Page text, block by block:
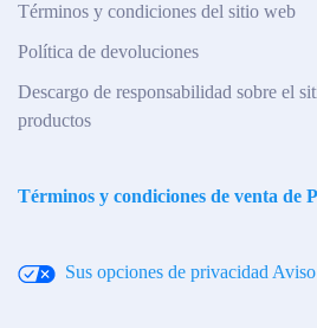
Términos y condiciones del sitio web
Política de devoluciones
Descargo de responsabilidad sobre el
productos
Términos y condiciones de venta de
Sus opciones de privacidad